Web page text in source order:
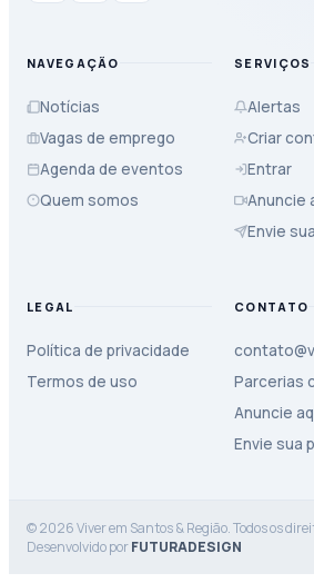
NAVEGAÇÃO
Notícias
Vagas de emprego
Agenda de eventos
Quem somos
SERVIÇOS
Alertas
Criar
Entrar
Anuncie
Envie
LEGAL
Política de privacidade
Termos de uso
CONTATO
Parcerias
Anuncie
Envie sua
© 2026 Viver em Santos & Região. Todos os
Desenvolvido porFUTURADESIGN